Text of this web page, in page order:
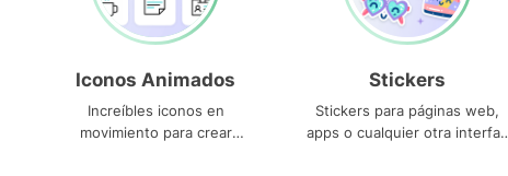
Iconos Animados
Increíbles iconos en
movimiento para crear
Stickers
Stickers para páginas web,
apps o cualquier otra interfaz